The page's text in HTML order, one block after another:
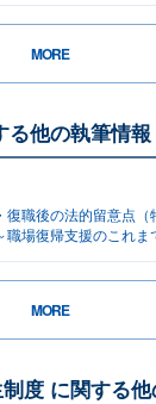
MORE
る他の執筆情報
復職後の法的留意点
場復帰支援のこれま
MORE
度 に関する